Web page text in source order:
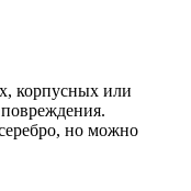
корпусных или
но можно